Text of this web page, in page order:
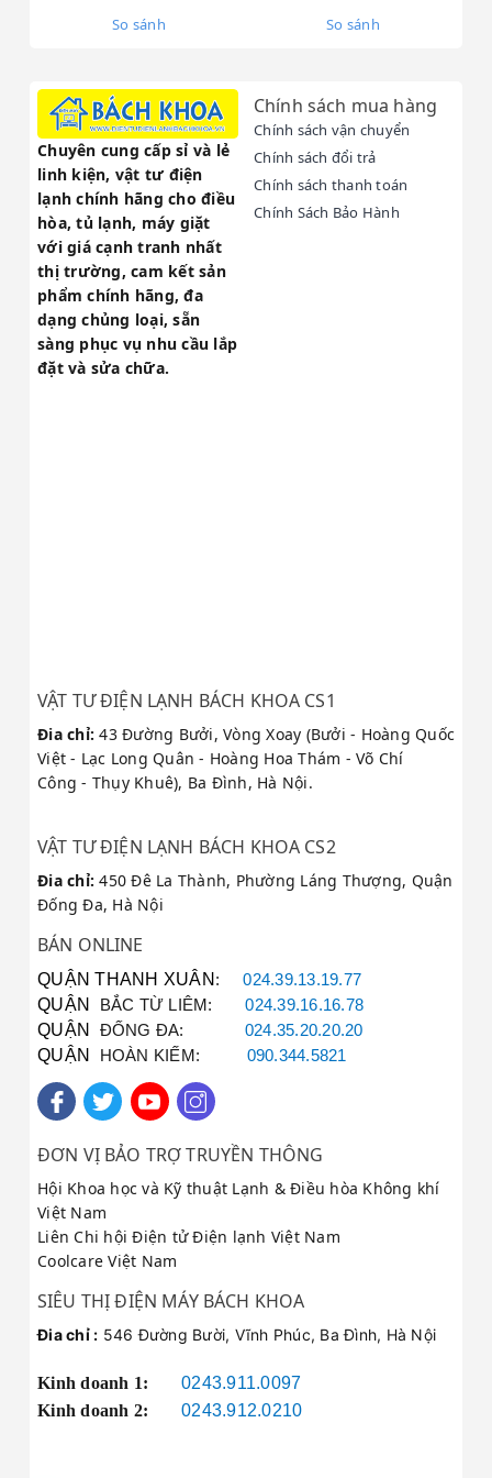
Lý do nên chọn dịch vụ sửa
tủ lạnh tại Bách Khoa
mã, bảo hành dài hạn cho mọi
thiết bị điện lạnh.
Phục vụ tận nơi:
Hỗ trợ sửa chữa tại nhà khách
hàng khu vực Hà Nội, giúp ông tiết
Báo giá minh bạch:
tiết trước khi tiến hành sửa chữa,
không phát sinh chi phí ẩn.
Bảng mã lỗi và hạng mục
sửa chữa thường gặp
Tủ lạnh
lạnh/kém
lạnh
tắc hệ thống lạnh
So sánh So sánh
Chuyên cung cấp sỉ và lẻ
linh kiện, vật tư điện
lạnh chính hãng cho điều
hòa, tủ lạnh, máy giặt
với giá cạnh tranh nhất
thị trường, cam kết sản
phẩm chính hãng, đa
dạng chủng loại, sẵn
sàng phục vụ nhu cầu lắp
đặt và sửa chữa.
Chính sách mua hàng
Chính sách vận chuyển
Chính sách đổi trả
Chính sách thanh toán
Chính Sách Bảo Hành
VẬT TƯ ĐIỆN LẠNH BÁCH KHOA CS1
Đia chỉ: 43 Đường Bưởi, Vòng Xoay (Bưởi - Hoàng Quốc
Việt - Lạc Long Quân - Hoàng Hoa Thám - Võ Chí
Công - Thụy Khuê), Ba Đình, Hà Nội.
VẬT TƯ ĐIỆN LẠNH BÁCH KHOA CS2
Đia chỉ: 450 Đê La Thành, Phường Láng Thượng, Quận
Đống Đa, Hà Nội
BÁN ONLINE
QUẬN THANH XUÂN :024.39.13.19.77
QUẬN BẮC TỪ LIÊM:024.39.16.16.78
QUẬN ĐỐNG ĐA: 024.35.20.20.20
QUẬN HOÀN KIẾM: 090.344.5821
ĐƠN VỊ BẢO TRỢ TRUYỀN THÔNG
Hội Khoa học và Kỹ thuật Lạnh & Điều hòa Không khí
Việt Nam
Liên Chi hội Điện tử Điện lạnh Việt Nam
Coolcare Việt Nam
SIÊU THỊ ĐIỆN MÁY BÁCH KHOA
Đia chỉ : 546 Đường Bười, Vĩnh Phúc, Ba Đình, Hà Nội
Kinh doanh 1:
0243.911.0097
Kinh doanh 2:
0243.912.0210